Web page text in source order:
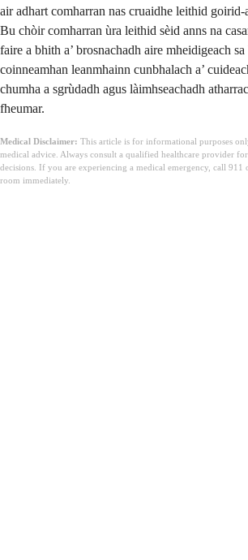
air adhart comharran nas cruaidhe leithid
Bu chòir comharran ùra leithid sèid anns na
faire a bhith a’ brosnachadh aire mheidigeach
coinneamhan leanmhainn cunbhalach a’
chumha a sgrùdadh agus làimhseachadh
fheumar.
Medical Disclaimer: This article is for informational purposes
medical advice. Always consult a qualified healthcare provider
decisions. If you are experiencing a medical emergency, call 911
room immediately.